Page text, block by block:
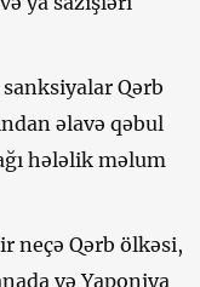
Qərb
əlavə qəbul
hələlik məlum
neçə Qərb ölkəsi,
və Yaponiya